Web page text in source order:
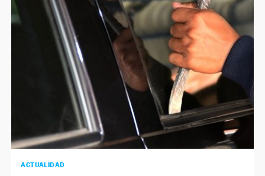
ACTUALIDAD